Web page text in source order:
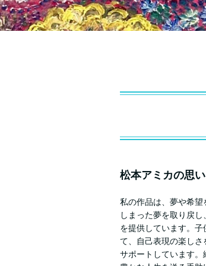
松本アミカの思い
私の作品は、夢や希
しまった夢を取り戻
を提供しています。
て、自己表現の楽しさ
サポートしています